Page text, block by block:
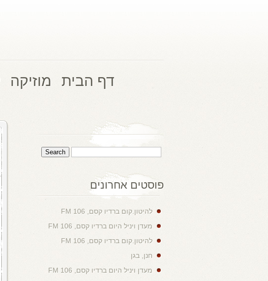
דף הבית מוזיקה
פוסטים אחרונים
להיטון.קום ברדיו קסם, 106 FM
מעדן ויניל היום ברדיו קסם, 106 FM
להיטון.קום ברדיו קסם, 106 FM
חנן, בגן
מעדן ויניל היום ברדיו קסם, 106 FM